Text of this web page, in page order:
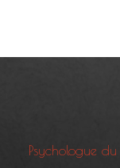
Psychologue